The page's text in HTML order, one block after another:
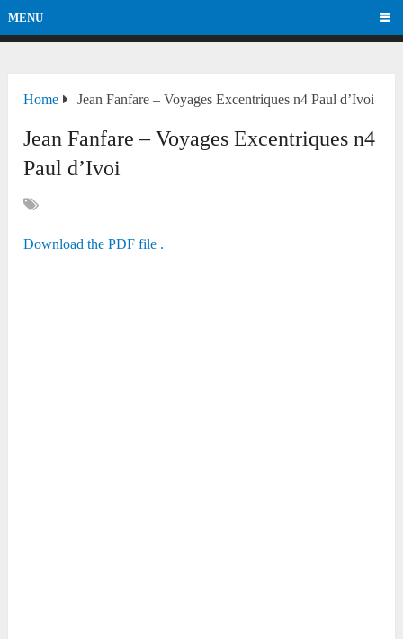
MENU
Home Jean Fanfare – Voyages Excentriques n4 Paul d’Ivoi
Jean Fanfare – Voyages Excentriques n4
Paul d’Ivoi
Download the PDF file .